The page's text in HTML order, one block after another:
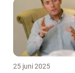
25 juni 2025